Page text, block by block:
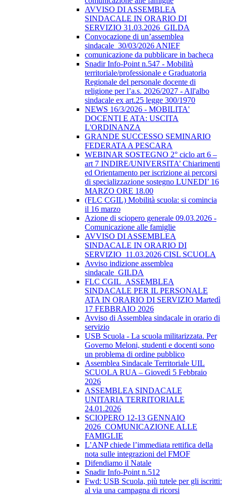
AVVISO DI ASSEMBLEA
SINDACALE IN ORARIO DI
SERVIZIO 31.03.2026_GILDA
Convocazione di un’assemblea
sindacale_30/03/2026 ANIEF
comunicazione da pubblicare in bacheca
Snadir Info-Point n.547 - Mobilità
territoriale/professionale e Graduatoria
Regionale del personale docente di
religione per l’a.s. 2026/2027 - All'albo
sindacale ex art.25 legge 300/1970
NEWS 16/3/2026 - MOBILITA'
DOCENTI E ATA: USCITA
L'ORDINANZA
GRANDE SUCCESSO SEMINARIO
FEDERATA A PESCARA
WEBINAR SOSTEGNO 2° ciclo art 6 –
art 7 INDIRE/UNIVERSITA’ Chiarimenti
ed Orientamento per iscrizione ai percorsi
di specializzazione sostegno LUNEDI’ 16
MARZO ORE 18.00
(FLC CGIL) Mobilità scuola: si comincia
il 16 marzo
Azione di sciopero generale 09.03.2026 -
Comunicazione alle famiglie
AVVISO DI ASSEMBLEA
SINDACALE IN ORARIO DI
SERVIZIO_11.03.2026 CISL SCUOLA
Avviso indizione assemblea
sindacale_GILDA
FLC CGIL_ASSEMBLEA
SINDACALE PER IL PERSONALE
ATA IN ORARIO DI SERVIZIO Martedì
17 FEBBRAIO 2026
Avviso di Assemblea sindacale in orario di
servizio
USB Scuola - La scuola militarizzata. Per
Governo Meloni, studenti e docenti sono
un problema di ordine pubblico
Assemblea Sindacale Territoriale UIL
SCUOLA RUA – Giovedì 5 Febbraio
2026
ASSEMBLEA SINDACALE
UNITARIA TERRITORIALE
24.01.2026
SCIOPERO 12-13 GENNAIO
2026_COMUNICAZIONE ALLE
FAMIGLIE
L’ANP chiede l’immediata rettifica della
nota sulle integrazioni del FMOF
Difendiamo il Natale
Snadir Info-Point n.512
Fwd: USB Scuola, più tutele per gli iscritti:
al via una campagna di ricorsi